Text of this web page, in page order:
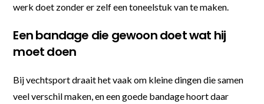
werk doet zonder er zelf een toneelstuk van te maken.
Een bandage die gewoon doet wat hij
moet doen
Bij vechtsport draait het vaak om kleine dingen die samen
veel verschil maken, en een goede bandage hoort daar